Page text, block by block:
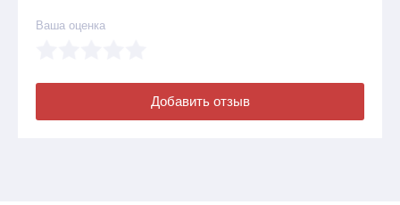
Ваша оценка
Добавить отзыв